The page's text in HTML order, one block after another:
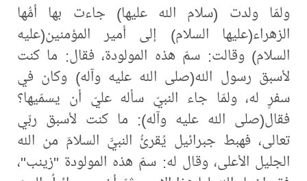
ولمّا ولدت (سلام الله عليها) جاءت بها أمُّها
الزهراء(عليها السلام) إلى أمير المؤمنين(عليه
السلام) وقالت: سمّ هذه المولودة، فقال: ما كنت
لأسبق رسول الله(صلى الله عليه وآله) وكان في
سفرٍ له، ولمّا جاء النبيّ سأله عليّ أن يسمّيها؟
فقال(صلى الله عليه وآله): ما كنت لأسبق ربّي
تعالى، فهبط جبرائيل يُقرئُ النبيَّ السلامَ من الله
الجليل الأعلى، وقال له: سمّ هذه المولودة "زينب"،